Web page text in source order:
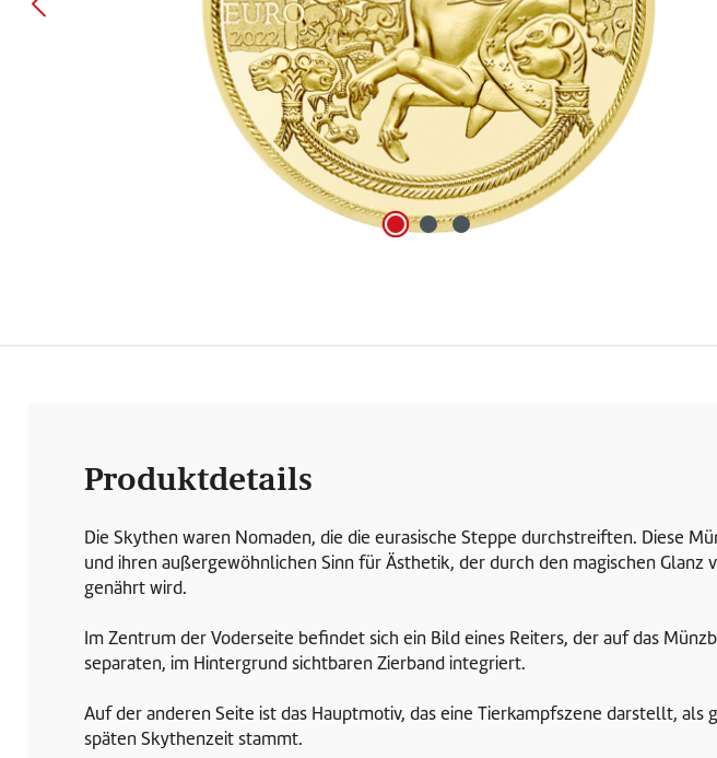
Produktdetails
Die Skythen waren Nomaden, die die eurasische Steppe durchstreiften. Diese
und ihren außergewöhnlichen Sinn für Ästhetik, der durch den magischen
genährt wird.
Im Zentrum der Voderseite befindet sich ein Bild eines Reiters, der auf das
separaten, im Hintergrund sichtbaren Zierband integriert.
Auf der anderen Seite ist das Hauptmotiv, das eine Tierkampfszene darstellt,
späten Skythenzeit stammt.